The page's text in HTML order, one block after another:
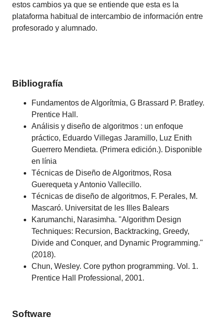
estos cambios ya que se entiende que esta es la
plataforma habitual de intercambio de información entre
profesorado y alumnado.
Bibliografía
Fundamentos de Algorítmia, G Brassard P. Bratley.
Prentice Hall.
Análisis y diseño de algoritmos : un enfoque
práctico, Eduardo Villegas Jaramillo, Luz Enith
Guerrero Mendieta. (Primera edición.). Disponible
en línia
Técnicas de Diseño de Algoritmos, Rosa
Guerequeta y Antonio Vallecillo.
Técnicas de diseño de algoritmos, F. Perales, M.
Mascaró. Universitat de les Illes Balears
Karumanchi, Narasimha. "Algorithm Design
Techniques: Recursion, Backtracking, Greedy,
Divide and Conquer, and Dynamic Programming."
(2018).
Chun, Wesley. Core python programming. Vol. 1.
Prentice Hall Professional, 2001.
Software